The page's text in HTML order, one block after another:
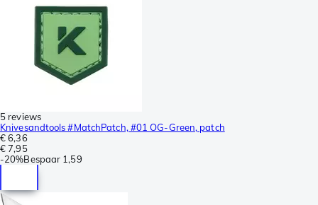
5 reviews
Knivesandtools #MatchPatch, #01 OG-Green, patch
€ 6,36
€ 7,95
-20%Bespaar 1,59